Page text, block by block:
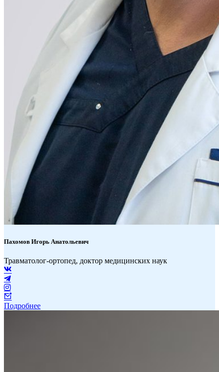
Пахомов Игорь Анатольевич
Травматолог-ортопед, доктор медицинских наук
Подробнее